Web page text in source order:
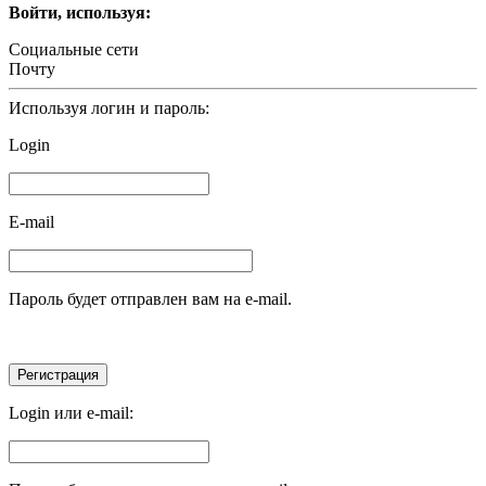
Войти, используя:
Социальные сети
Почту
Используя логин и пароль:
Login
E-mail
Пароль будет отправлен вам на e-mail.
Login или e-mail: